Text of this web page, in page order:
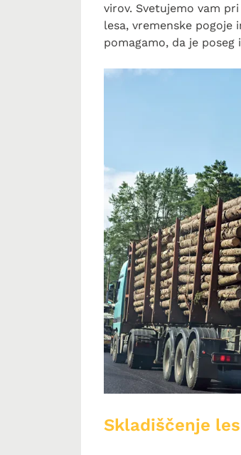
virov. Svetujemo vam
lesa, vremenske
pomagamo, da je
Skladiščenje